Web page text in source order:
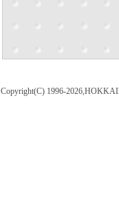
Copyright(C) 1996-